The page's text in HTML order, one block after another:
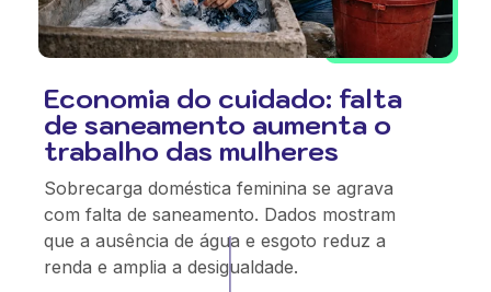
Economia do cuidado: falta
de saneamento aumenta o
trabalho das mulheres
Sobrecarga doméstica feminina se agrava
com falta de saneamento. Dados mostram
que a ausência de água e esgoto reduz a
renda e amplia a desigualdade.